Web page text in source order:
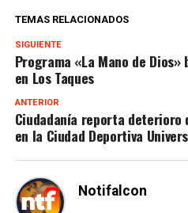
TEMAS RELACIONADOS
SIGUIENTE
Programa «La Mano de
en Los Taques
ANTERIOR
Ciudadanía reporta deterioro
en la Ciudad Deportiva
Notifalcon